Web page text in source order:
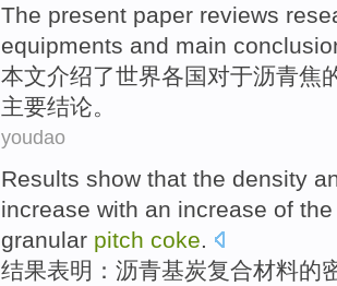
The present paper reviews
equipments and main
本文介绍了世界各国对于沥青焦
主要结论。
youdao
Results show that the density
increase with an increase of the
granular pitch coke
结果表明 ： 沥青基炭复合材料的